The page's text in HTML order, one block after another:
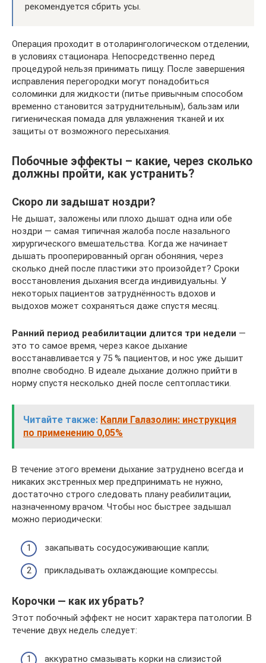
рекомендуется сбрить усы.
Операция проходит в отоларингологическом отделении,
в условиях стационара. Непосредственно перед
процедурой нельзя принимать пищу. После завершения
исправления перегородки могут понадобиться
соломинки для жидкости (питье привычным способом
временно становится затруднительным), бальзам или
гигиеническая помада для увлажнения тканей и их
защиты от возможного пересыхания.
Побочные эффекты – какие, через сколько
должны пройти, как устранить?
Скоро ли задышат ноздри?
Не дышат, заложены или плохо дышат одна или обе
ноздри — самая типичная жалоба после назального
хирургического вмешательства. Когда же начинает
дышать прооперированный орган обоняния, через
сколько дней после пластики это произойдет? Сроки
восстановления дыхания всегда индивидуальны. У
некоторых пациентов затруднённость вдохов и
выдохов может сохраняться даже спустя месяц.
Ранний период реабилитации длится три недели —
это то самое время, через какое дыхание
восстанавливается у 75 % пациентов, и нос уже дышит
вполне свободно. В идеале дыхание должно прийти в
норму спустя несколько дней после септопластики.
Читайте также: Капли Галазолин: инструкция
по применению 0,05%
В течение этого времени дыхание затруднено всегда и
никаких экстренных мер предпринимать не нужно,
достаточно строго следовать плану реабилитации,
назначенному врачом. Чтобы нос быстрее задышал
можно периодически:
закапывать сосудосуживающие капли;
прикладывать охлаждающие компрессы.
Корочки — как их убрать?
Этот побочный эффект не носит характера патологии. В
течение двух недель следует:
аккуратно смазывать корки на слизистой